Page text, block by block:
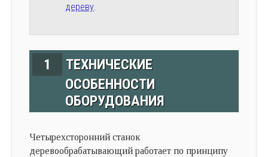
дереву.
1
ТЕХНИЧЕСКИЕ
ОСОБЕННОСТИ
ОБОРУДОВАНИЯ
Четырехсторонний станок
деревообрабатывающий работает по принципу